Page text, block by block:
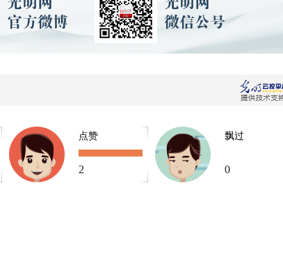
点赞
2
飘过
0